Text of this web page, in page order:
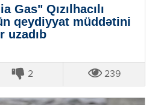
Gas" Qızılhacılı
qeydiyyat müddətini
uzadıb
2 239